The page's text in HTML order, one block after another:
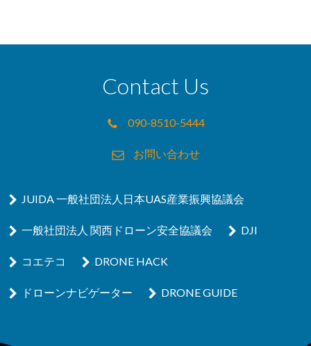
Contact Us
090-8510-5444
お問い合わせ
JUIDA 一般社団法人日本UAS産業振興協議会
一般社団法人 関西ドローン安全協議会 DJI
コエテコ DRONE HACK
ドローンナビゲーター DRONE GUIDE